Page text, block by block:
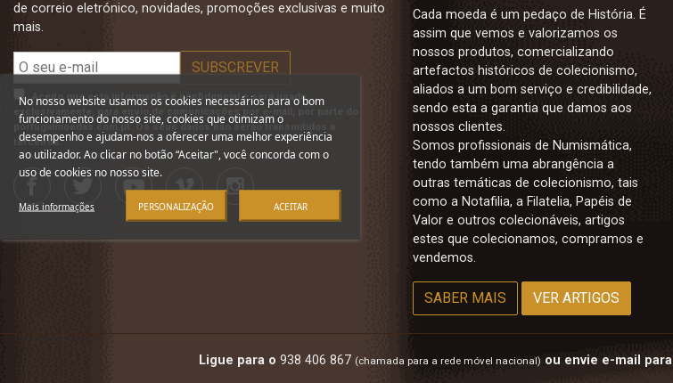
de correio eletrónico, novidades, promoções exclusivas e muito
mais.
Aceito que esta informação é confidencial e será usada,
exclusivamente, para envio de comunicações por e-mail, por parte do
portugalmoedas.com.pt. Os seus dados não serão transmitidos a
terceiros.
Cada moeda é um pedaço de História. É
assim que vemos e valorizamos os
nossos produtos, comercializando
artefactos históricos de colecionismo,
aliados a um bom serviço e credibilidade,
sendo esta a garantia que damos aos
nossos clientes.
Somos profissionais de Numismática,
tendo também uma abrangência a
outras temáticas de colecionismo, tais
como a Notafilia, a Filatelia, Papéis de
Valor e outros colecionáveis, artigos
estes que colecionamos, compramos e
vendemos.
SABER MAIS VER ARTIGOS
Ligue para o 938 406 867 (chamada para a rede móvel nacional) ou envie e-mail para
No nosso website usamos os cookies necessários para o bom
funcionamento do nosso site, cookies que otimizam o
desempenho e ajudam-nos a oferecer uma melhor experiência
ao utilizador. Ao clicar no botão “Aceitar", você concorda com o
uso de cookies no nosso site.
Mais informações PERSONALIZAÇÃO ACEITAR